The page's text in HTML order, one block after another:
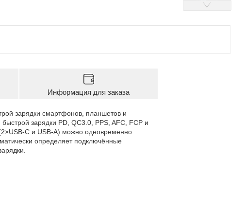
Информация для заказа
зарядки смартфонов, планшетов и
зарядки PD, QC3.0, PPS, AFC, FCP и
C и USB-A) можно одновременно
определяет подключённые